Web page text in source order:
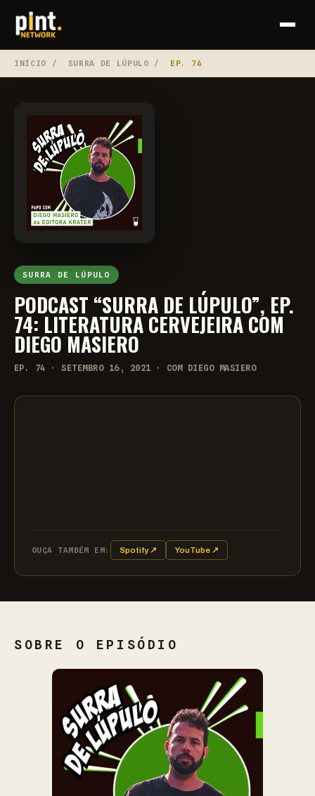
INÍCIO / SURRA DE LÚPULO / EP. 74
SURRA DE LÚPULO
PODCAST “SURRA DE LÚPULO”, EP.
74: LITERATURA CERVEJEIRA COM
DIEGO MASIERO
EP. 74 · SETEMBRO 16, 2021 · COM DIEGO MASIERO
OUÇA TAMBÉM EM: Spotify ↗ YouTube ↗
SOBRE O EPISÓDIO